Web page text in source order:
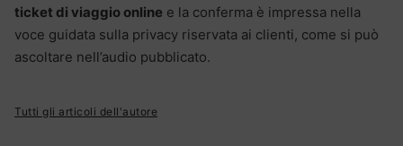
ticket di viaggio online e la conferma è impressa nella
voce guidata sulla privacy riservata ai clienti, come si può
ascoltare nell’audio pubblicato.
Tutti gli articoli dell'autore